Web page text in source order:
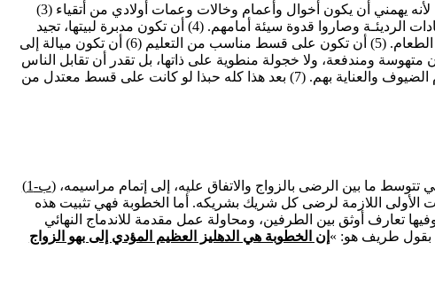
(3) أن تكون من عائلة تقية بقدر الإمكان، لأنه يهمني أن يكون أخوال وأعمام وخالات وعمات أولادي من أتقياء
القوم، وإلا عوّدوا أولاد ابني على العــادات الرديئـة وصاروا قدوة سيئة أمامهم. (4) أن تكون مدبرة لبيتها، تجيد
تنظيم البيت وتنظيفه، كما تجيد طهو الطعام. (5) أن تكون على قسط مناسب من التعليم (6) أن تكون ميالة إلى
متهوسة ومندفعة، ولا خجولة منطوية على ذاتها، بل تقدر أن تقابل الناس
وتكسب صداقة الغير، وأن تجيد إكرام الضيوف والعناية بهم. (7) بعد هذا كله حبذا لو كانت على قسط معتدل من
(ب-1)ما هي الخطبة : الخطبة هي الفترة التي تتوسط ما بين الرضى بالزواج والاتفاق عليه، إلى إتمام مراسيمه،
الأولى اللازمة لرضى كل شريك بشريكه. أما الخطوبة فهي تثبيت هذه
تعارف أوثق بين الطرفين، ومحاولة عمل مقدمة للاندماج النهائي
بقول طريف هو: » إن الخطوبة هي الدهليز العظيم المؤدي إلى بهو الزواج